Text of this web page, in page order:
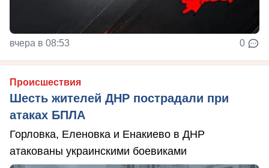
вчера в 08:53 0
Происшествия
Шесть жителей ДНР пострадали при
атаках БПЛА
Горловка, Еленовка и Енакиево в ДНР
атакованы украинскими боевиками